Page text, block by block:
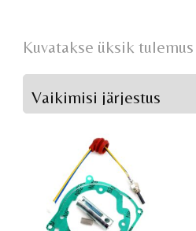
Kuvatakse üksik tulemus